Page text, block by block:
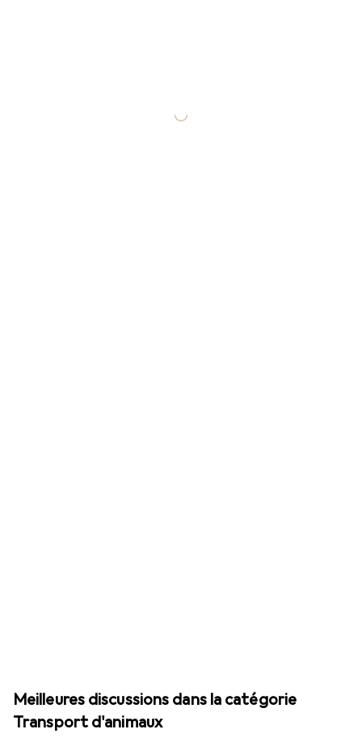
Meilleures discussions dans la catégorie
Transport d'animaux